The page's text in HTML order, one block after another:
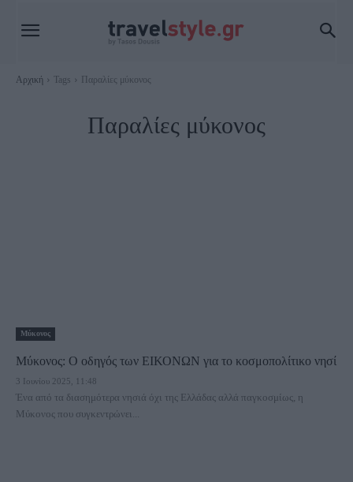
Αρχική Tags Παραλίες μύκονος
Παραλίες μύκονος
Μύκονος
Μύκονος: Ο οδηγός των ΕΙΚΟΝΩΝ για το κοσμοπολίτικο νησί
3 Ιουνίου 2025, 11:48
Ένα από τα διασημότερα νησιά όχι της Ελλάδας αλλά παγκοσμίως, η
Μύκονος που συγκεντρώνει...